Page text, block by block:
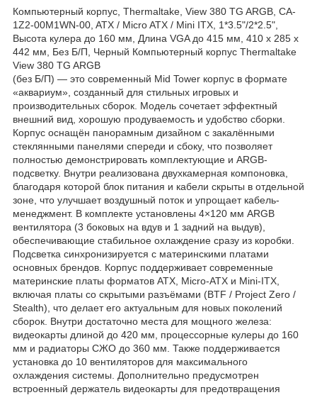
Компьютерный корпус, Thermaltake, View 380 TG ARGB, CA-
1Z2-00M1WN-00, ATX / Micro ATX / Mini ITX, 1*3.5"/2*2.5",
Высота кулера до 160 мм, Длина VGA до 415 мм, 410 x 285 x
442 мм, Без Б/П, Черный Компьютерный корпус Thermaltake
View 380 TG ARGB
(без Б/П) — это современный Mid Tower корпус в формате
«аквариум», созданный для стильных игровых и
производительных сборок. Модель сочетает эффектный
внешний вид, хорошую продуваемость и удобство сборки.
Корпус оснащён панорамным дизайном с закалёнными
стеклянными панелями спереди и сбоку, что позволяет
полностью демонстрировать комплектующие и ARGB-
подсветку. Внутри реализована двухкамерная компоновка,
благодаря которой блок питания и кабели скрыты в отдельной
зоне, что улучшает воздушный поток и упрощает кабель-
менеджмент. В комплекте установлены 4×120 мм ARGB
вентилятора (3 боковых на вдув и 1 задний на выдув),
обеспечивающие стабильное охлаждение сразу из коробки.
Подсветка синхронизируется с материнскими платами
основных брендов. Корпус поддерживает современные
материнские платы форматов ATX, Micro-ATX и Mini-ITX,
включая платы со скрытыми разъёмами (BTF / Project Zero /
Stealth), что делает его актуальным для новых поколений
сборок. Внутри достаточно места для мощного железа:
видеокарты длиной до 420 мм, процессорные кулеры до 160
мм и радиаторы СЖО до 360 мм. Также поддерживается
установка до 10 вентиляторов для максимального
охлаждения системы. Дополнительно предусмотрен
встроенный держатель видеокарты для предотвращения